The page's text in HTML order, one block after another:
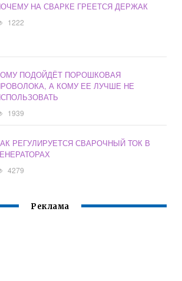
НА СВАРКЕ ГРЕЕТСЯ ДЕРЖАК
1222
ПОДОЙДЁТ ПОРОШКОВАЯ
А КОМУ ЕЕ ЛУЧШЕ НЕ
1939
РЕГУЛИРУЕТСЯ СВАРОЧНЫЙ ТОК В
4279
Реклама